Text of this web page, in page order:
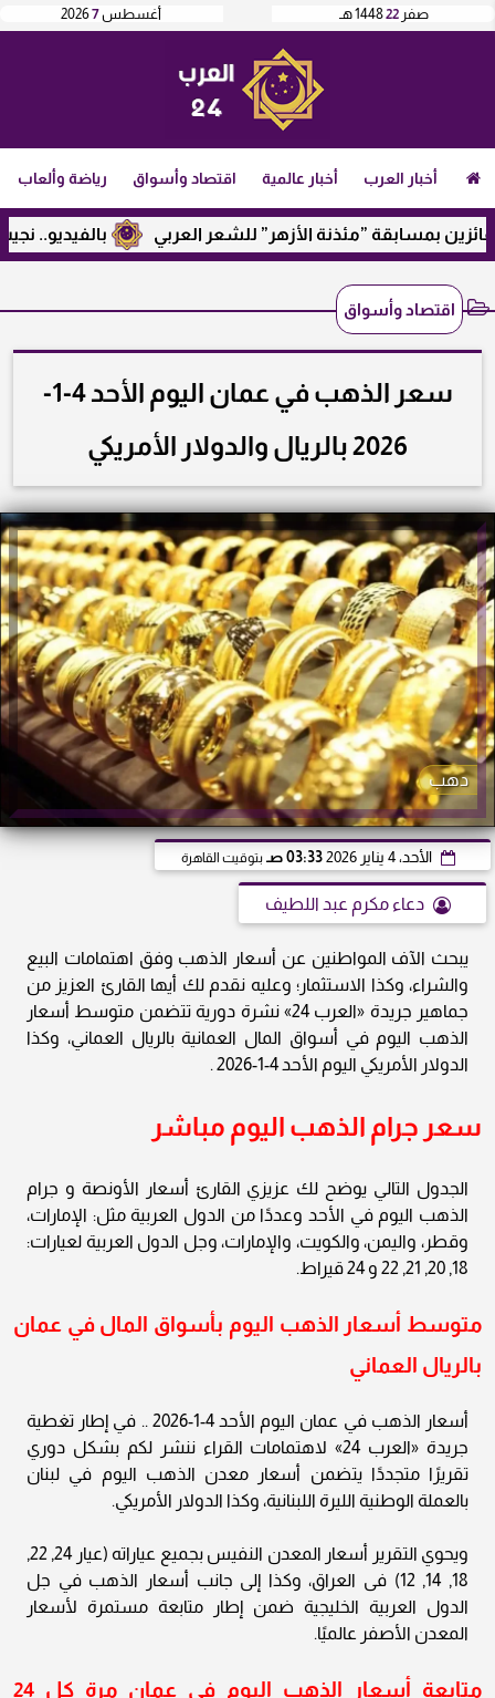
أغسطس7
2026 صفر 221448 هـ
أخبار العرب أخبار عالمية اقتصاد وأسواق رياضة وألعاب
بالفيديو.. نجيب ”مئذنة الأزهر” للشعر العربي
اقتصاد وأسواق
سعر الذهب في عمان اليوم الأحد 4-1-
2026 بالريال والدولار الأمريكي
دهب
الأحد، 4 يناير 2026 03:33 صـ بتوقيت القاهرة
دعاء مكرم عبد اللطيف
يبحث الآف المواطنين عن أسعار الذهب وفق اهتمامات البيع
والشراء، وكذا الاستثمار؛ وعليه نقدم لك أيها القارئ العزيز من
جماهير جريدة «العرب 24» نشرة دورية تتضمن متوسط أسعار
الذهب اليوم في أسواق المال العمانية بالريال العماني، وكذا
الدولار الأمريكي اليوم الأحد 4-1-2026 .
سعر جرام الذهب اليوم مباشر
الجدول التالي يوضح لك عزيزي القارئ أسعار الأونصة و جرام
الذهب اليوم في الأحد وعددًا من الدول العربية مثل: الإمارات،
وقطر، واليمن، والكويت، والإمارات، وجل الدول العربية لعيارات:
18, 20, 21, 22 و 24 قيراط.
متوسط أسعار الذهب اليوم بأسواق المال في عمان
بالريال العماني
أسعار الذهب في عمان اليوم الأحد 4-1-2026 .. في إطار تغطية
جريدة «العرب 24» لاهتمامات القراء ننشر لكم بشكل دوري
تقريرًا متجددًا يتضمن أسعار معدن الذهب اليوم في لبنان
بالعملة الوطنية الليرة اللبنانية، وكذا الدولار الأمريكي.
ويحوي التقرير أسعار المعدن النفيس بجميع عياراته (عيار 24, 22,
18, 14, 12) فى العراق، وكذا إلى جانب أسعار الذهب في جل
الدول العربية الخليجية ضمن إطار متابعة مستمرة لأسعار
المعدن الأصفر عالميًا.
متابعة أسعار الذهب اليوم في عمان مرة كل 24